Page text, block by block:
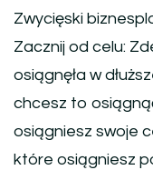
Zwycięski
Zacznij od celu:
osiągnęła w
chcesz to
osiągniesz swoje
które osiągniesz